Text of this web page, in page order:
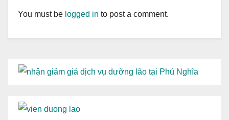
You must be logged in to post a comment.